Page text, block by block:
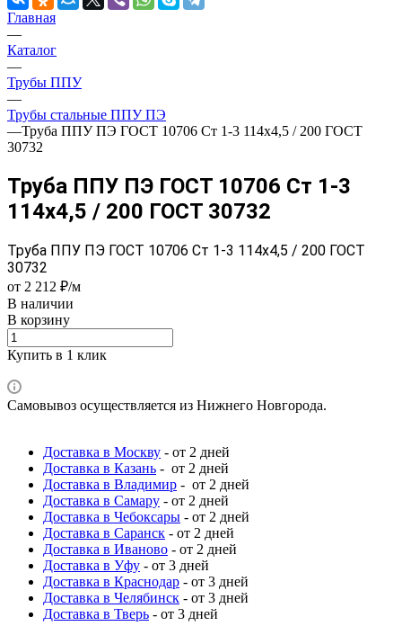
Главная
—
Каталог
—
Трубы ППУ
—
Трубы стальные ППУ ПЭ
—Труба ППУ ПЭ ГОСТ 10706 Ст 1-3 114x4,5 / 200 ГОСТ
30732
Труба ППУ ПЭ ГОСТ 10706 Ст 1-3
114x4,5 / 200 ГОСТ 30732
Труба ППУ ПЭ ГОСТ 10706 Ст 1-3 114x4,5 / 200 ГОСТ
30732
от 2 212 ₽/м
В наличии
В корзину
Купить в 1 клик
Самовывоз осуществляется из Нижнего Новгорода.
Доставка в Москву - от 2 дней
Доставка в Казань - от 2 дней
Доставка в Владимир - от 2 дней
Доставка в Самару - от 2 дней
Доставка в Чебоксары - от 2 дней
Доставка в Саранск - от 2 дней
Доставка в Иваново - от 2 дней
Доставка в Уфу - от 3 дней
Доставка в Краснодар - от 3 дней
Доставка в Челябинск - от 3 дней
Доставка в Тверь - от 3 дней